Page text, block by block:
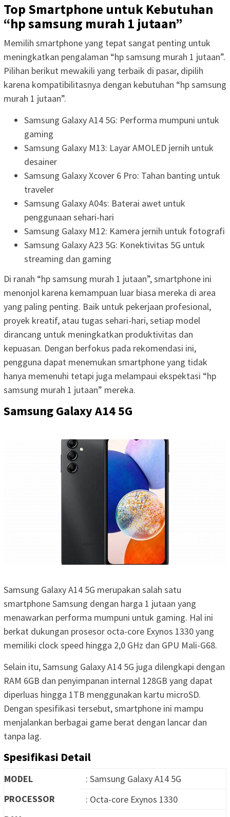
Top Smartphone untuk Kebutuhan
“hp samsung murah 1 jutaan”
Memilih smartphone yang tepat sangat penting untuk
meningkatkan pengalaman “hp samsung murah 1 jutaan”.
Pilihan berikut mewakili yang terbaik di pasar, dipilih
karena kompatibilitasnya dengan kebutuhan “hp samsung
murah 1 jutaan”.
Samsung Galaxy A14 5G: Performa mumpuni untuk
gaming
Samsung Galaxy M13: Layar AMOLED jernih untuk
desainer
Samsung Galaxy Xcover 6 Pro: Tahan banting untuk
traveler
Samsung Galaxy A04s: Baterai awet untuk
penggunaan sehari-hari
Samsung Galaxy M12: Kamera jernih untuk fotografi
Samsung Galaxy A23 5G: Konektivitas 5G untuk
streaming dan gaming
Di ranah “hp samsung murah 1 jutaan”, smartphone ini
menonjol karena kemampuan luar biasa mereka di area
yang paling penting. Baik untuk pekerjaan profesional,
proyek kreatif, atau tugas sehari-hari, setiap model
dirancang untuk meningkatkan produktivitas dan
kepuasan. Dengan berfokus pada rekomendasi ini,
pengguna dapat menemukan smartphone yang tidak
hanya memenuhi tetapi juga melampaui ekspektasi “hp
samsung murah 1 jutaan” mereka.
Samsung Galaxy A14 5G
Samsung Galaxy A14 5G merupakan salah satu
smartphone Samsung dengan harga 1 jutaan yang
menawarkan performa mumpuni untuk gaming. Hal ini
berkat dukungan prosesor octa-core Exynos 1330 yang
memiliki clock speed hingga 2,0 GHz dan GPU Mali-G68.
Selain itu, Samsung Galaxy A14 5G juga dilengkapi dengan
RAM 6GB dan penyimpanan internal 128GB yang dapat
diperluas hingga 1TB menggunakan kartu microSD.
Dengan spesifikasi tersebut, smartphone ini mampu
menjalankan berbagai game berat dengan lancar dan
tanpa lag.
Spesifikasi Detail
MODEL
: Samsung Galaxy A14 5G
PROCESSOR
: Octa-core Exynos 1330